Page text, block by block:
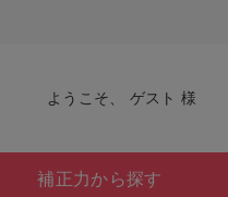
ようこそ、 ゲスト 様
補正力から探す